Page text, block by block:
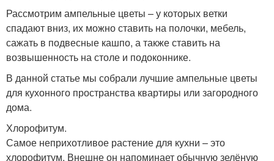
Рассмотрим ампельные цветы – у которых ветки
спадают вниз, их можно ставить на полочки, мебель,
сажать в подвесные кашпо, а также ставить на
возвышенность на столе и подоконнике.
В данной статье мы собрали лучшие ампельные цветы
для кухонного пространства квартиры или загородного
дома.
Хлорофитум.
Самое неприхотливое растение для кухни – это
хлорофитум. Внешне он напоминает обычную зелёную